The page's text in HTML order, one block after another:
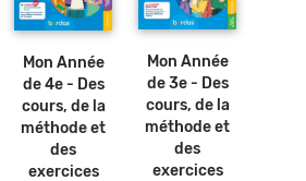
Ajouter
au
Mon Année
de 4e - Des
cours, de la
méthode et
des
exercices
Ajouter
au
Mon Année
de 3e - Des
cours, de la
méthode et
des
exercices